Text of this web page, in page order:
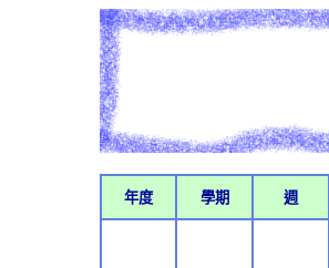
年度 學期 週